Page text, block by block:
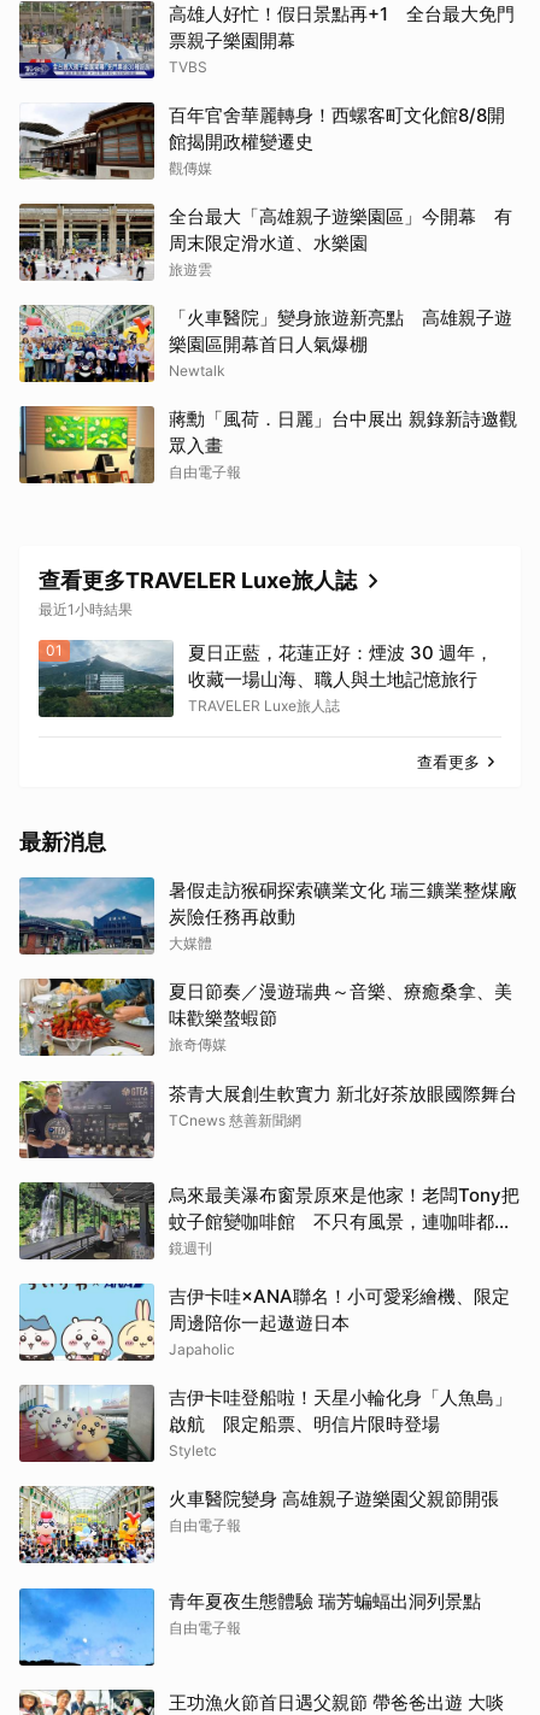
高雄人好忙！假日景點再+1 全台最大免門
票親子樂園開幕
TVBS
百年官舍華麗轉身！西螺客町文化館8/8開
館揭開政權變遷史
觀傳媒
全台最大「高雄親子遊樂園區」今開幕 有
周末限定滑水道、水樂園
旅遊雲
「火車醫院」變身旅遊新亮點 高雄親子遊
樂園區開幕首日人氣爆棚
Newtalk
蔣勳「風荷．日麗」台中展出 親錄新詩邀觀
眾入畫
自由電子報
查看更多TRAVELER Luxe旅人誌
最近1小時結果
01
夏日正藍，花蓮正好：煙波 30 週年，
收藏一場山海、職人與土地記憶旅行
TRAVELER Luxe旅人誌
查看更多
最新消息
暑假走訪猴硐探索礦業文化 瑞三鑛業整煤廠
炭險任務再啟動
大媒體
夏日節奏／漫遊瑞典～音樂、療癒桑拿、美
味歡樂螯蝦節
旅奇傳媒
茶青大展創生軟實力 新北好茶放眼國際舞台
TCnews 慈善新聞網
烏來最美瀑布窗景原來是他家！老闆Tony把
蚊子館變咖啡館 不只有風景，連咖啡都好
喝到讓人想再來
鏡週刊
吉伊卡哇×ANA聯名！小可愛彩繪機、限定
周邊陪你一起遨遊日本
Japaholic
吉伊卡哇登船啦！天星小輪化身「人魚島」
啟航 限定船票、明信片限時登場
Styletc
火車醫院變身 高雄親子遊樂園父親節開張
自由電子報
青年夏夜生態體驗 瑞芳蝙蝠出洞列景點
自由電子報
王功漁火節首日遇父親節 帶爸爸出遊 大啖